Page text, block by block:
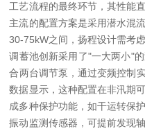
工艺流程的最终环节，其性能
主流的配置方案是采用潜水混
30-75kW之间，扬程设计需考
调蓄池创新采用了"一大两小"
合两台调节泵，通过变频控制
数据显示，这种配置在非汛期
成多种保护功能，如干运转保
振动监测传感器，可提前发现